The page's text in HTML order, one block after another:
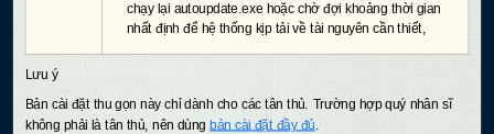
chạy lại autoupdate.exe hoặc chờ đợi khoảng thời gian
nhất định để hệ thống kịp tải về tài nguyên cần thiết,
Lưu ý
Bản cài đặt thu gọn này chỉ dành cho các tân thủ. Trường hợp quý nhân sĩ
không phải là tân thủ, nên dùng bản cài đặt đầy đủ